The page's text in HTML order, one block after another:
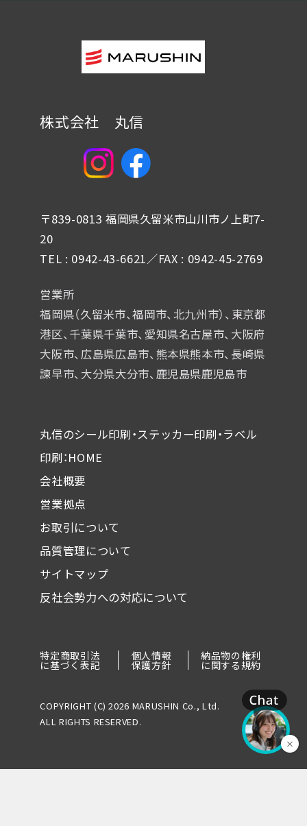
株式会社 丸信
〒839-0813 福岡県久留米市山川市ノ上町7-
20
TEL : 0942-43-6621／FAX : 0942-45-2769
営業所
福岡県（久留米市、福岡市、北九州市）、東京都
港区、千葉県千葉市、 愛知県名古屋市、大阪府
大阪市、広島県広島市、熊本県熊本市、 長崎県
諫早市、大分県大分市、鹿児島県鹿児島市
丸信のシール印刷・ステッカー印刷・ラベル
印刷：HOME
会社概要
営業拠点
お取引について
品質管理について
サイトマップ
反社会勢力への対応について
特定商取引法
に基づく表記
個人情報
保護方針
納品物の権利
に関する規約
COPYRIGHT (C) 2026 MARUSHIN Co., Ltd.
ALL RIGHTS RESERVED.